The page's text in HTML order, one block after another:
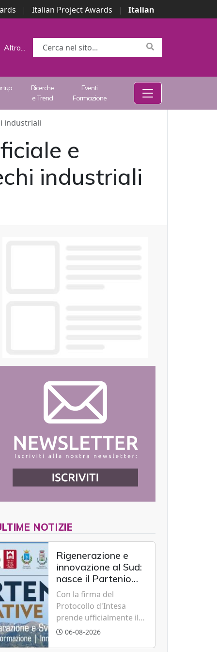
| Italian Project Awards |
Italian
Altro...
Ricerche
e Trend
Eventi
Formazione
industriali
e
industriali
NOTIZIE
Rigenerazione e
innovazione al Sud:
nasce il Partenio
Creative Hub per il
rilancio del
territorio
Con la firma del
Protocollo d'Intesa
prende ufficialmente il
via il recupero dell'ex
06-08-2026